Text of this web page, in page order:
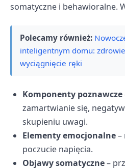
somatyczne i behawioralne.
Polecamy również:
inteligentnym domu:
wyciągnięcie ręki
Komponenty poznawcze
zamartwianie się,
skupieniu uwagi.
Elementy emocjonalne–
poczucie napięcia.
Objawy somatyczne–